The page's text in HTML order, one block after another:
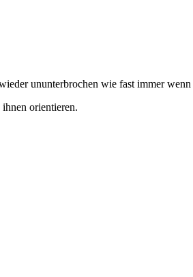
ununterbrochen wie fast immer
orientieren.